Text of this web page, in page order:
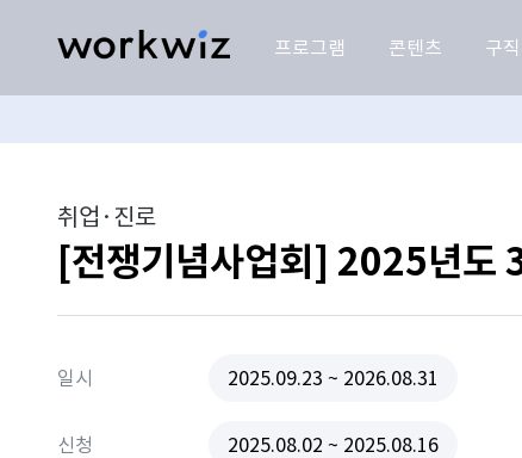
프로그램 콘텐츠 구
취업·진로
[전쟁기념사업회] 2025년도
일시 2025.09.23 ~ 2026.08.31
신청 2025.08.02 ~ 2025.08.16